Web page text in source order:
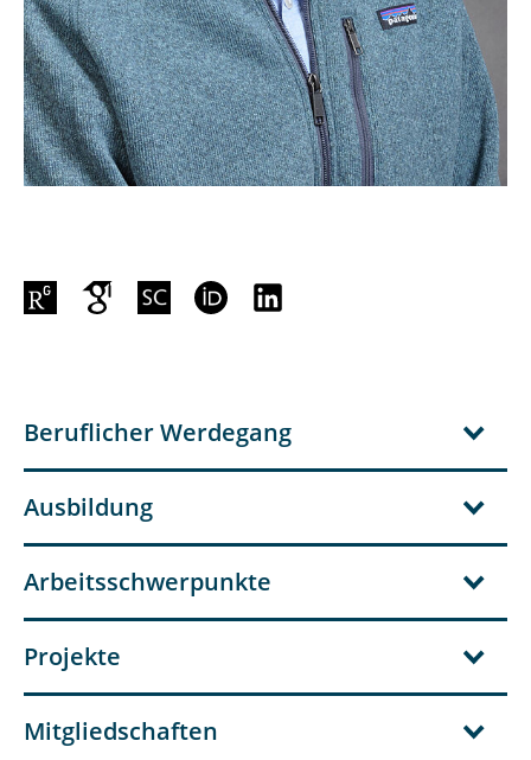
Beruflicher Werdegang
Ausbildung
Arbeitsschwerpunkte
Projekte
Mitgliedschaften